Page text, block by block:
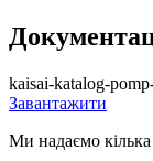
kaisai-katalog-
Завантажити
Ми надаємо кілька